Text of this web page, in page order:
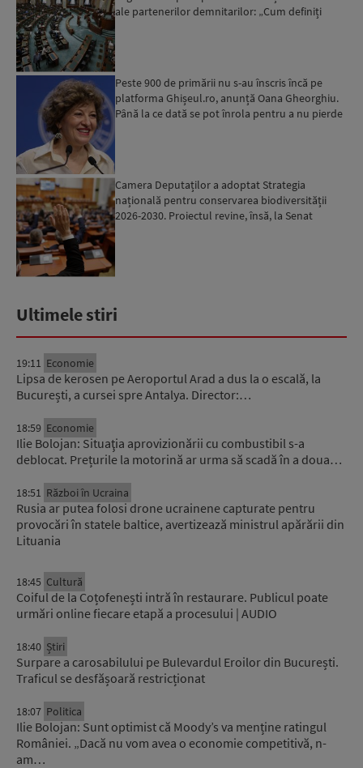
ale partenerilor demnitarilor: „Cum definiți
Peste 900 de primării nu s-au înscris încă pe
platforma Ghișeul.ro, anunță Oana Gheorghiu.
Până la ce dată se pot înrola pentru a nu pierde
Camera Deputaților a adoptat Strategia
națională pentru conservarea biodiversității
2026-2030. Proiectul revine, însă, la Senat
Ultimele stiri
19:11 Economie
Lipsa de kerosen pe Aeroportul Arad a dus la o escală, la
București, a cursei spre Antalya. Director:…
18:59 Economie
Ilie Bolojan: Situaţia aprovizionării cu combustibil s-a
deblocat. Prețurile la motorină ar urma să scadă în a doua…
18:51 Război în Ucraina
Rusia ar putea folosi drone ucrainene capturate pentru
provocări în statele baltice, avertizează ministrul apărării din
Lituania
18:45 Cultură
Coiful de la Coțofenești intră în restaurare. Publicul poate
urmări online fiecare etapă a procesului | AUDIO
18:40 Știri
Surpare a carosabilului pe Bulevardul Eroilor din București.
Traficul se desfășoară restricționat
18:07 Politica
Ilie Bolojan: Sunt optimist că Moody’s va menține ratingul
României. „Dacă nu vom avea o economie competitivă, n-
am…